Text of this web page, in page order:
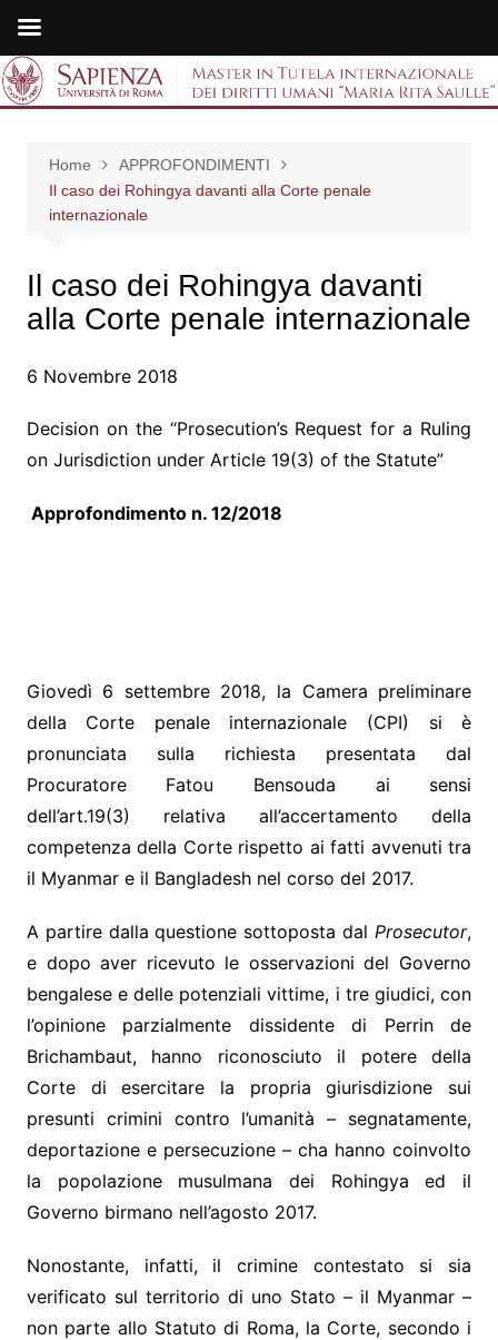
Salta
al
internazionale dei
diritti umani "Maria
Home
APPROFONDIMENTI
Il caso dei Rohingya davanti alla Corte penale
internazionale
Il caso dei Rohingya davanti
alla Corte penale internazionale
6 Novembre 2018
Decision on the “Prosecution’s Request for a Ruling
on Jurisdiction under Article 19(3) of the Statute”
Approfondimento n. 12/2018
Giovedì 6 settembre 2018, la Camera preliminare
della Corte penale internazionale (CPI) si è
pronunciata sulla richiesta presentata dal
Procuratore Fatou Bensouda ai sensi
dell’art.19(3) relativa all’accertamento della
competenza della Corte rispetto ai fatti avvenuti tra
il Myanmar e il Bangladesh nel corso del 2017.
A partire dalla questione sottoposta dal Prosecutor,
e dopo aver ricevuto le osservazioni del Governo
bengalese e delle potenziali vittime, i tre giudici, con
l’opinione parzialmente dissidente di Perrin de
Brichambaut, hanno riconosciuto il potere della
Corte di esercitare la propria giurisdizione sui
presunti crimini contro l’umanità – segnatamente,
deportazione e persecuzione – cha hanno coinvolto
la popolazione musulmana dei Rohingya ed il
Governo birmano nell’agosto 2017.
Nonostante, infatti, il crimine contestato si sia
verificato sul territorio di uno Stato – il Myanmar –
non parte allo Statuto di Roma, la Corte, secondo i